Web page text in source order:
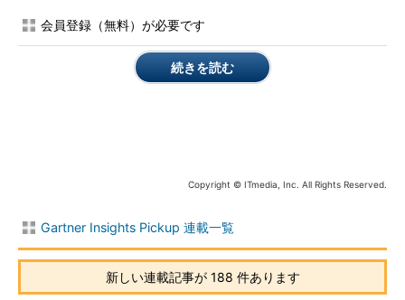
会員登録（無料）が必要です
続きを読む
Copyright © ITmedia, Inc. All Rights Reserved.
Gartner Insights Pickup 連載一覧
新しい連載記事が 188 件あります